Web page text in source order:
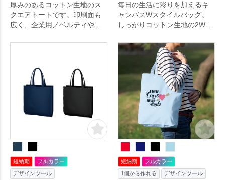
厚みのあるコットン生地のス
クエアトートです。印刷面も
広く、企業用ノベルティや個
用いただけます。
毎日の生活に彩りを加えるキ
ャンバスWスタイルバッグ。
しっかりコットン生地の2WAY
サイズ程度も余裕を持って収
容可能で、ファッションスタ
イルに合わせて肩かけ、手持
ちが選べる優れものです。一
度使えば手放せなくなること
間違いなし。
短納期
フルカラー
デザインツール
短納期
フルカラー
1個から作れる
デザインツール